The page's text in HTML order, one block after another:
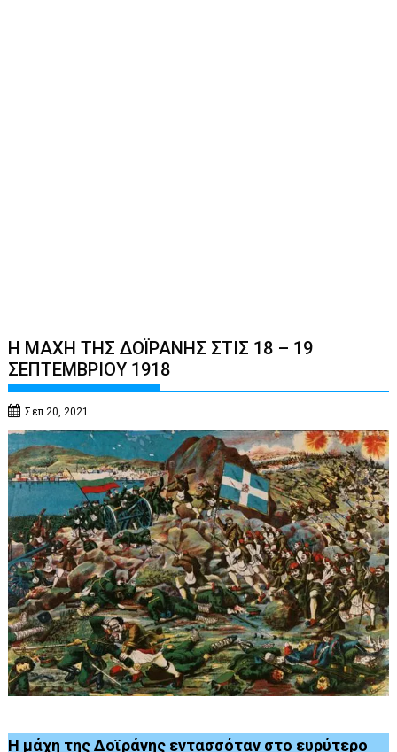
Η ΜΑΧΗ ΤΗΣ ΔΟΪΡΑΝΗΣ ΣΤΙΣ 18 – 19
ΣΕΠΤΕΜΒΡΙΟΥ 1918
Σεπ 20, 2021
Η μάχη της Δοϊράνης εντασσόταν στο ευρύτερο